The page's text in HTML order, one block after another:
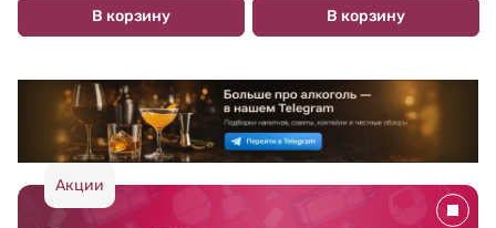
В корзину В корзину
Акции